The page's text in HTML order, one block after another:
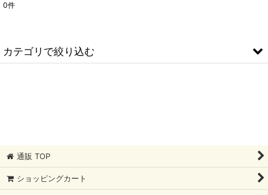
表示数
0件
カテゴリで絞り込む
ワンピース
コート
通販 TOP
ショッピングカート